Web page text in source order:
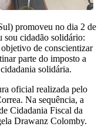
promoveu no dia 2 de
sou cidadão solidário:
de conscientizar
parte do imposto a
solidária.
oficial realizada pelo
Na sequência, a
Cidadania Fiscal da
Drawanz Colomby.